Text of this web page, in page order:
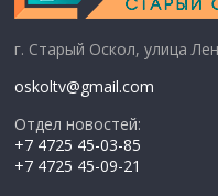
г. Старый Оскол, улица
oskoltv@gmail.com
Отдел новостей:
+7 4725 45-03-85
+7 4725 45-09-21